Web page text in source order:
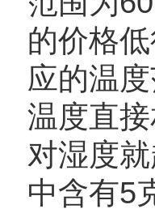
的价格
应的温
温度直
对湿度
中含有5